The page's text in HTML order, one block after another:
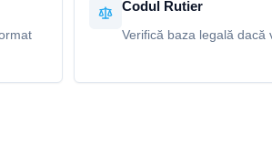
Codul Rutier
Verifică baza legală dacă